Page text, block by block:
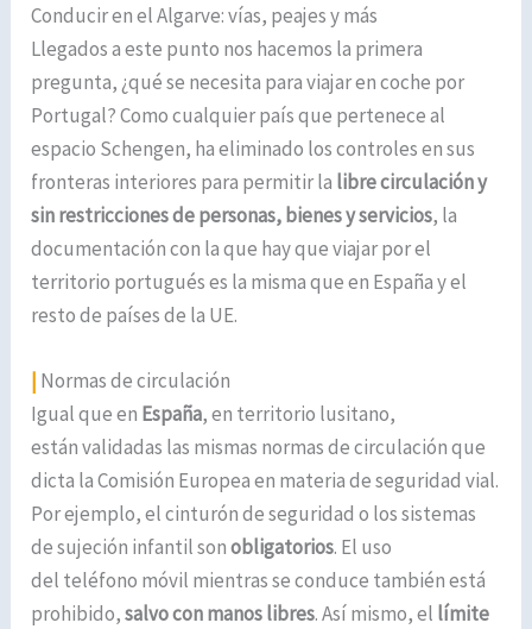
Conducir en el Algarve: vías, peajes y más
Llegados a este punto nos hacemos la primera
pregunta, ¿qué se necesita para viajar en coche por
Portugal? Como cualquier país que pertenece al
espacio Schengen, ha eliminado los controles en sus
fronteras interiores para permitir la libre circulación y
sin restricciones de personas, bienes y servicios, la
documentación con la que hay que viajar por el
territorio portugués es la misma que en España y el
resto de países de la UE.
| Normas de circulación
Igual que en España, en territorio lusitano,
están validadas las mismas normas de circulación que
dicta la Comisión Europea en materia de seguridad vial.
Por ejemplo, el cinturón de seguridad o los sistemas
de sujeción infantil sonobligatorios. El uso
del teléfono móvil mientras se conduce también está
prohibido,salvo con manos libres. Así mismo, el límite